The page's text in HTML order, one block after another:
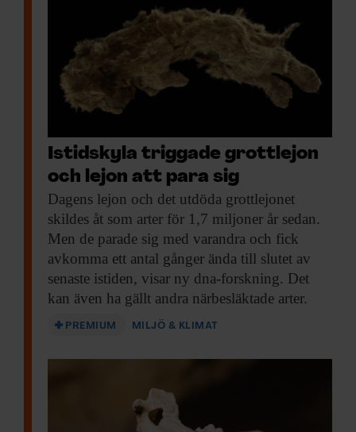
Vargungen som hade ätit av den ullhåriga
noshörningen var mycket välbevarad när den
hittades.
Mietje Germonpré
Vargungen hittades i
Den välbevarade vargungen hittades 2011 i
permafrosten i Tumat i nordöstra Sibirien.
Istidskyla triggade grottlejon
och lejon att para sig
Dagens lejon och det utdöda grottlejonet
skildes åt som arter för 1,7 miljoner år sedan.
Men de parade sig med varandra och fick
avkomma ett antal gånger ända till slutet av
senaste istiden, visar ny dna-forskning. Det
kan även ha gällt andra närbesläktade arter.
PREMIUM MILJÖ & KLIMAT